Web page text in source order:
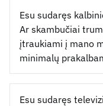
Esu sudaręs
Ar skambučiai
įtraukiami į mano
minimalų
Esu sudaręs